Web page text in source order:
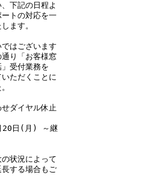
下記の日程よ
ートの対応を一
ます。
はございます
り「お客様窓
受付業務を
ただくことに
ダイヤル休止
20日(月) ～継
状況によって
する場合もご